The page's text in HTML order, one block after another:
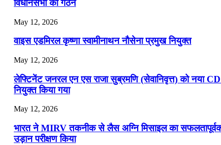
विधानसभा का गठन
May 12, 2026
वाइस एडमिरल कृष्णा स्वामीनाथन नौसेना प्रमुख नियुक्त
May 12, 2026
लेफ्टिनेंट जनरल एन एस राजा सुब्रमणि (सेवानिवृत्त) को नया
नियुक्त किया गया
May 12, 2026
भारत ने MIRV तकनीक से लैस अग्नि मिसाइल का
उड़ान परीक्षण किया